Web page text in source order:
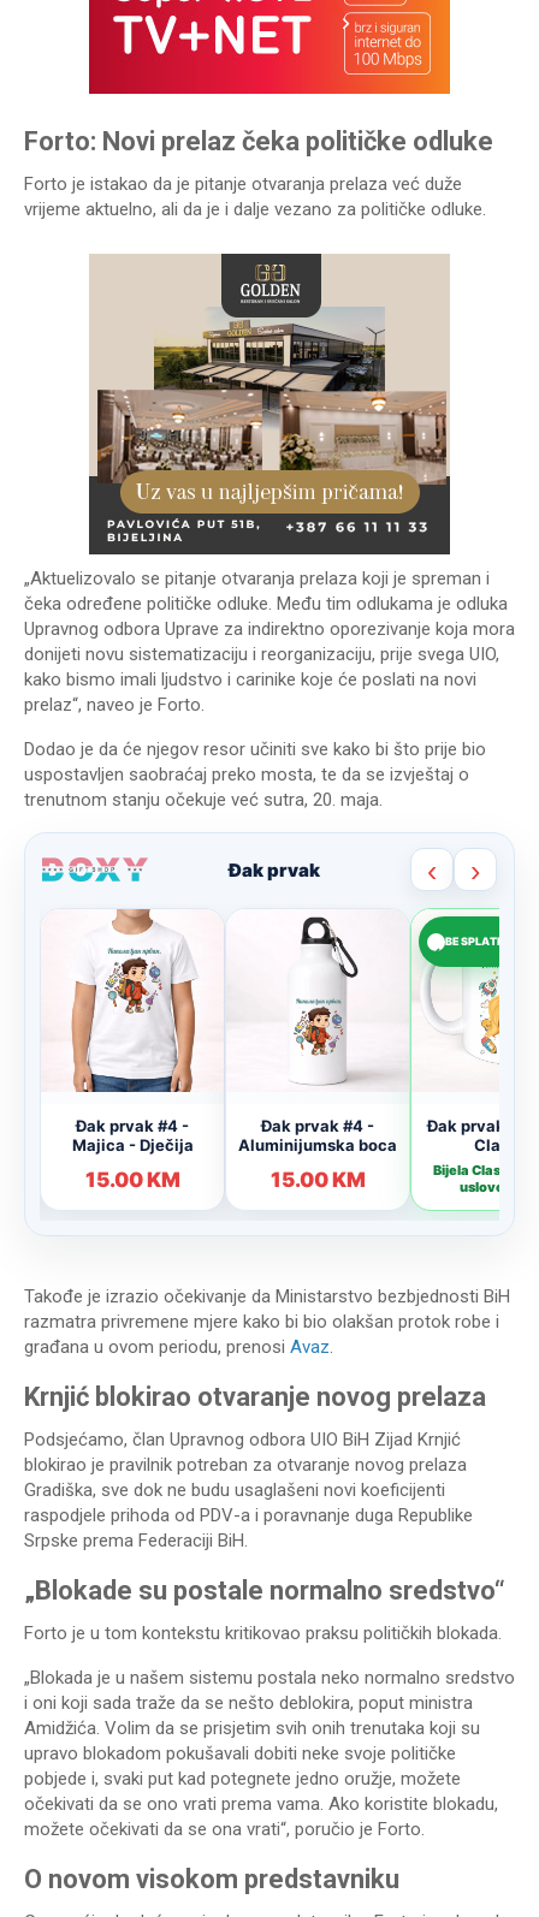
Forto: Novi prelaz čeka političke odluke
Forto je istakao da je pitanje otvaranja prelaza već duže
vrijeme aktuelno, ali da je i dalje vezano za političke odluke.
„Aktuelizovalo se pitanje otvaranja prelaza koji je spreman i
čeka određene političke odluke. Među tim odlukama je odluka
Upravnog odbora Uprave za indirektno oporezivanje koja mora
donijeti novu sistematizaciju i reorganizaciju, prije svega UIO,
kako bismo imali ljudstvo i carinike koje će poslati na novi
prelaz“, naveo je Forto.
Dodao je da će njegov resor učiniti sve kako bi što prije bio
uspostavljen saobraćaj preko mosta, te da se izvještaj o
trenutnom stanju očekuje već sutra, 20. maja.
Takođe je izrazio očekivanje da Ministarstvo bezbjednosti BiH
razmatra privremene mjere kako bi bio olakšan protok robe i
građana u ovom periodu, prenosi Avaz.
Krnjić blokirao otvaranje novog prelaza
Podsjećamo, član Upravnog odbora UIO BiH Zijad Krnjić
blokirao je pravilnik potreban za otvaranje novog prelaza
Gradiška, sve dok ne budu usaglašeni novi koeficijenti
raspodjele prihoda od PDV-a i poravnanje duga Republike
Srpske prema Federaciji BiH.
„Blokade su postale normalno sredstvo“
Forto je u tom kontekstu kritikovao praksu političkih blokada.
„Blokada je u našem sistemu postala neko normalno sredstvo
i oni koji sada traže da se nešto deblokira, poput ministra
Amidžića. Volim da se prisjetim svih onih trenutaka koji su
upravo blokadom pokušavali dobiti neke svoje političke
pobjede i, svaki put kad potegnete jedno oružje, možete
očekivati da se ono vrati prema vama. Ako koristite blokadu,
možete očekivati da se ona vrati“, poručio je Forto.
O novom visokom predstavniku